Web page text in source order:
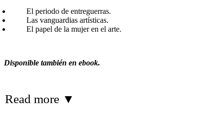
El periodo de entreguerras.
Las vanguardias artísticas.
El papel de la mujer en el arte.
Disponible también en ebook.
Read more ▼